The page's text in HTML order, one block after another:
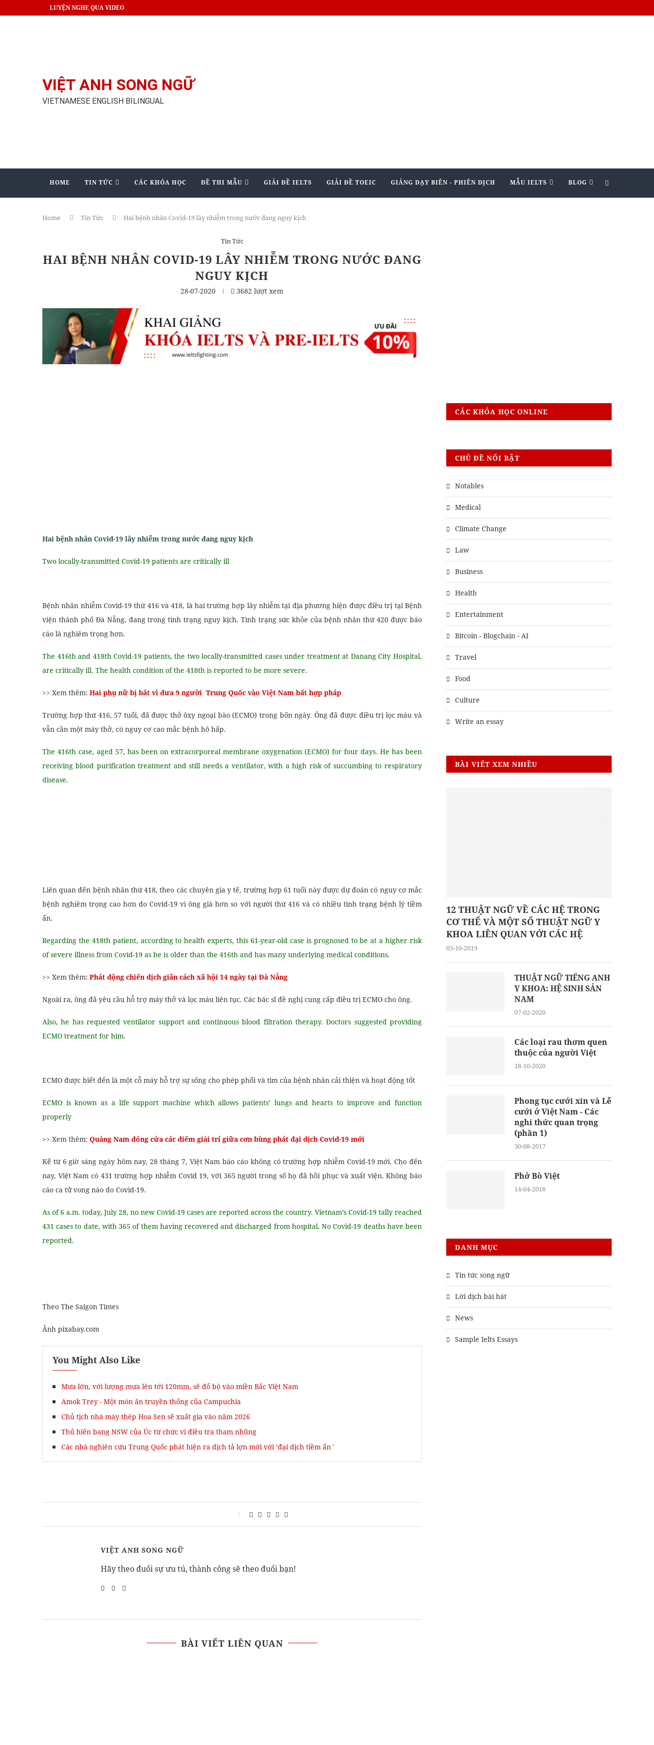
LUYỆN NGHE QUA VIDEO
VIỆT ANH SONG NGỮ
VIETNAMESE ENGLISH BILINGUAL
HOME TIN TỨC CÁC KHÓA HỌC ĐỀ THI MẪU GIẢI ĐỀ IELTS GIẢI ĐỀ TOEIC GIẢNG DẠY BIÊN - PHIÊN DỊCH MẪU IELTS BLOG
Home Tin Tức Hai bệnh nhân Covid-19 lây nhiễm trong nước đang nguy kịch
Tin Tức
HAI BỆNH NHÂN COVID-19 LÂY NHIỄM TRONG NƯỚC ĐANG
NGUY KỊCH
28-07-2020 3682 lượt xem
Hai bệnh nhân Covid-19 lây nhiễm trong nước đang nguy kịch
Two locally-transmitted Covid-19 patients are critically ill
Bệnh nhân nhiễm Covid-19 thứ 416 và 418, là hai trường hợp lây nhiễm tại địa phương hiện được điều trị tại Bệnh
viện thành phố Đà Nẵng, đang trong tình trạng nguy kịch. Tình trạng sức khỏe của bệnh nhân thứ 420 được báo
cáo là nghiêm trọng hơn.
The 416th and 418th Covid-19 patients, the two locally-transmitted cases under treatment at Danang City Hospital,
are critically ill. The health condition of the 418th is reported to be more severe.
>> Xem thêm: Hai phụ nữ bị bắt vì đưa 9 người Trung Quốc vào Việt Nam bất hợp pháp
Trường hợp thứ 416, 57 tuổi, đã được thở ôxy ngoại bào (ECMO) trong bốn ngày. Ông đã được điều trị lọc máu và
vẫn cần một máy thở, có nguy cơ cao mắc bệnh hô hấp.
The 416th case, aged 57, has been on extracorporeal membrane oxygenation (ECMO) for four days. He has been
receiving blood purification treatment and still needs a ventilator, with a high risk of succumbing to respiratory
disease.
Liên quan đến bệnh nhân thứ 418, theo các chuyên gia y tế, trường hợp 61 tuổi này được dự đoán có nguy cơ mắc
bệnh nghiêm trọng cao hơn do Covid-19 vì ông già hơn so với người thứ 416 và có nhiều tình trạng bệnh lý tiềm
ẩn.
Regarding the 418th patient, according to health experts, this 61-year-old case is prognosed to be at a higher risk
of severe illness from Covid-19 as he is older than the 416th and has many underlying medical conditions.
>> Xem thêm: Phát động chiến dịch giãn cách xã hội 14 ngày tại Đà Nẵng
Ngoài ra, ông đã yêu cầu hỗ trợ máy thở và lọc máu liên tục. Các bác sĩ đề nghị cung cấp điều trị ECMO cho ông.
Also, he has requested ventilator support and continuous blood filtration therapy. Doctors suggested providing
ECMO treatment for him.
ECMO được biết đến là một cỗ máy hỗ trợ sự sống cho phép phổi và tim của bệnh nhân cải thiện và hoạt động tốt
ECMO is known as a life support machine which allows patients’ lungs and hearts to improve and function
properly
>> Xem thêm: Quảng Nam đóng cửa các điểm giải trí giữa cơn bùng phát đại dịch Covid-19 mới
Kể từ 6 giờ sáng ngày hôm nay, 28 tháng 7, Việt Nam báo cáo không có trường hợp nhiễm Covid-19 mới. Cho đến
nay, Việt Nam có 431 trường hợp nhiễm Covid 19, với 365 người trong số họ đã hồi phục và xuất viện. Không báo
cáo ca tử vong nào do Covid-19.
As of 6 a.m. today, July 28, no new Covid-19 cases are reported across the country. Vietnam’s Covid-19 tally reached
431 cases to date, with 365 of them having recovered and discharged from hospital. No Covid-19 deaths have been
reported.
Theo The Saigon Times
Ảnh pixabay.com
You Might Also Like
Mưa lớn, với lượng mưa lên tới 120mm, sẽ đổ bộ vào miền Bắc Việt Nam
Amok Trey - Một món ăn truyền thống của Campuchia
Chủ tịch nhà máy thép Hoa Sen sẽ xuất gia vào năm 2026
Thủ hiến bang NSW của Úc từ chức vì điều tra tham nhũng
Các nhà nghiên cứu Trung Quốc phát hiện ra dịch tả lợn mới với ‘đại dịch tiềm ẩn '
VIỆT ANH SONG NGỮ
Hãy theo đuổi sự ưu tú, thành công sẽ theo đuổi bạn!
BÀI VIẾT LIÊN QUAN
CÁC KHÓA HỌC ONLINE
CHỦ ĐỀ NỔI BẬT
Notables
Medical
Climate Change
Law
Business
Health
Entertainment
Bitcoin - Blogchain - AI
Travel
Food
Culture
Write an essay
BÀI VIẾT XEM NHIỀU
12 THUẬT NGỮ VỀ CÁC HỆ TRONG
CƠ THỂ VÀ MỘT SỐ THUẬT NGỮ Y
KHOA LIÊN QUAN VỚI CÁC HỆ
03-10-2019
THUẬT NGỮ TIẾNG ANH
Y KHOA: HỆ SINH SẢN
NAM
07-02-2020
Các loại rau thơm quen
thuộc của người Việt
18-10-2020
Phong tục cưới xin và Lễ
cưới ở Việt Nam - Các
nghi thức quan trọng
(phần 1)
30-08-2017
Phở Bò Việt
14-04-2018
DANH MỤC
Tin tức song ngữ
Lời dịch bài hát
News
Sample Ielts Essays